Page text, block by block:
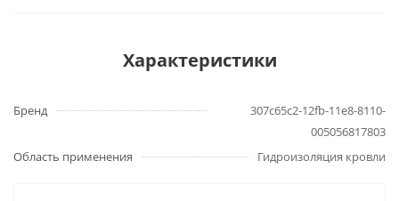
Характеристики
Бренд
307c65c2-12fb-11e8-8110-
005056817803
Область применения
Гидроизоляция кровли